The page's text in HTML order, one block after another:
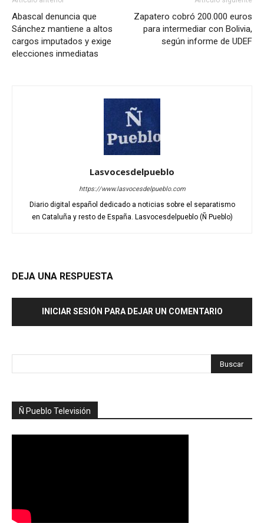
Abascal denuncia que
Sánchez mantiene a altos
cargos imputados y exige
elecciones inmediatas
Zapatero cobró 200.000 euros
para intermediar con Bolivia,
según informe de UDEF
Lasvocesdelpueblo
https://www.lasvocesdelpueblo.com
Diario digital español dedicado a noticias sobre el separatismo
en Cataluña y resto de España. Lasvocesdelpueblo (Ñ Pueblo)
DEJA UNA RESPUESTA
INICIAR SESIÓN PARA DEJAR UN COMENTARIO
Ñ Pueblo Televisión